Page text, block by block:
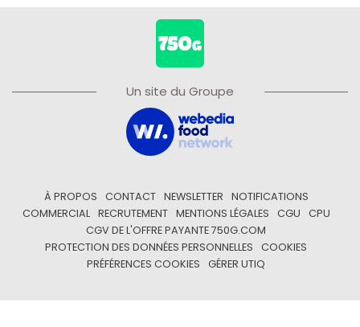
Un site du Groupe
À PROPOS CONTACT NEWSLETTER
NOTIFICATIONS
COMMERCIAL
RECRUTEMENT MENTIONS LÉGALES CGU
CPU
CGV DE L'OFFRE PAYANTE 750G.COM
PROTECTION DES DONNÉES PERSONNELLES
COOKIES
PRÉFÉRENCES COOKIES
GÉRER UTIQ